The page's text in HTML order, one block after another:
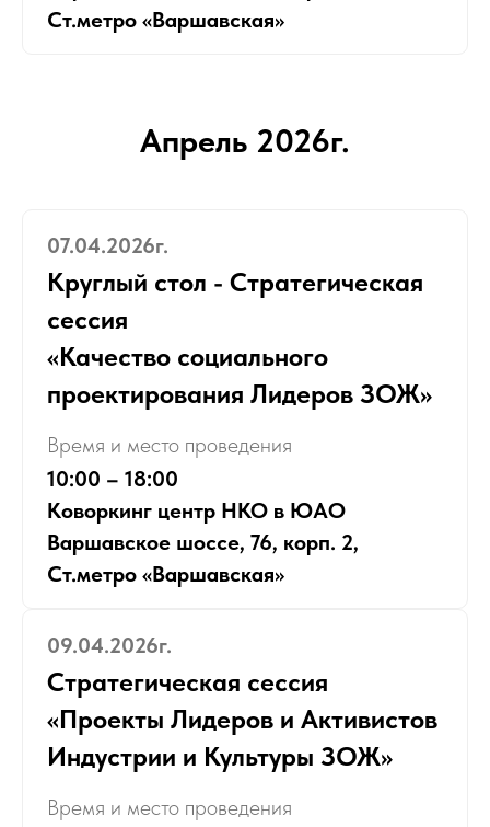
Ст.метро «Варшавская»
Апрель 2026г.
07.04.2026г.
Круглый стол - Стратегическая
сессия
«Качество социального
проектирования Лидеров ЗОЖ»
Время и место проведения
10:00 – 18:00
Коворкинг центр НКО в ЮАО
Варшавское шоссе, 76, корп. 2,
Ст.метро «Варшавская»
09.04.2026г.
Стратегическая сессия
«Проекты Лидеров и Активистов
Индустрии и Культуры ЗОЖ»
Время и место проведения